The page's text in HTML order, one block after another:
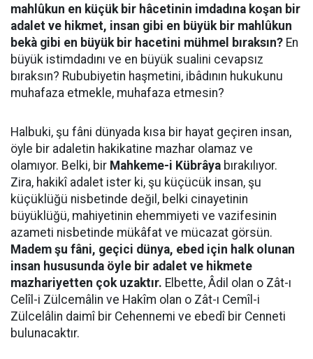
mahlûkun en küçük bir hâcetinin imdadına koşan bir
adalet ve hikmet, insan gibi en büyük bir mahlûkun
bekà gibi en büyük bir hacetini mühmel bıraksın? En
büyük istimdadını ve en büyük sualini cevapsız
bıraksın? Rububiyetin haşmetini, ibâdının hukukunu
muhafaza etmekle, muhafaza etmesin?
Halbuki, şu fâni dünyada kısa bir hayat geçiren insan,
öyle bir adaletin hakikatine mazhar olamaz ve
olamıyor. Belki, bir Mahkeme-i Kübrâya bırakılıyor.
Zira, hakikî adalet ister ki, şu küçücük insan, şu
küçüklüğü nisbetinde değil, belki cinayetinin
büyüklüğü, mahiyetinin ehemmiyeti ve vazifesinin
azameti nisbetinde mükâfat ve mücazat görsün.
Madem şu fâni, geçici dünya, ebed için halk olunan
insan hususunda öyle bir adalet ve hikmete
mazhariyetten çok uzaktır. Elbette, Âdil olan o Zât-ı
Celîl-i Zülcemâlin ve Hakîm olan o Zât-ı Cemîl-i
Zülcelâlin daimî bir Cehennemi ve ebedî bir Cenneti
bulunacaktır.